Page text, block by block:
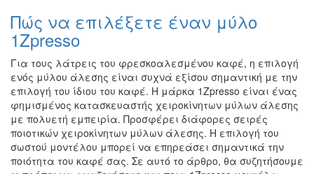
Πώς να επιλέξετε έναν μύλο
1Zpresso
Για τους λάτρεις του φρεσκοαλεσμένου καφέ, η επιλογή
ενός μύλου άλεσης είναι συχνά εξίσου σημαντική με την
επιλογή του ίδιου του καφέ. Η μάρκα 1Zpresso είναι ένας
φημισμένος κατασκευαστής χειροκίνητων μύλων άλεσης
με πολυετή εμπειρία. Προσφέρει διάφορες σειρές
ποιοτικών χειροκίνητων μύλων άλεσης. Η επιλογή του
σωστού μοντέλου μπορεί να επηρεάσει σημαντικά την
ποιότητα του καφέ σας. Σε αυτό το άρθρο, θα συζητήσουμε